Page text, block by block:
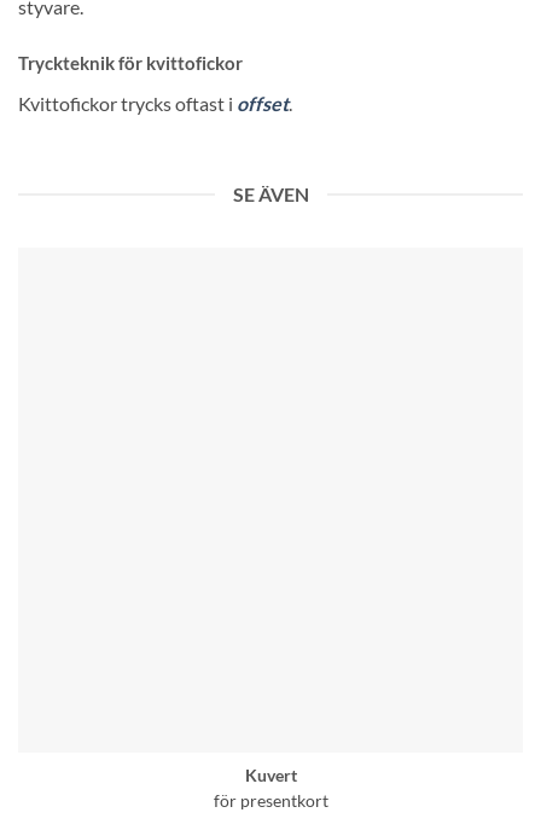
styvare.
Tryckteknik för kvittofickor
Kvittofickor trycks oftast i offset.
SE ÄVEN
Kuvert
för presentkort